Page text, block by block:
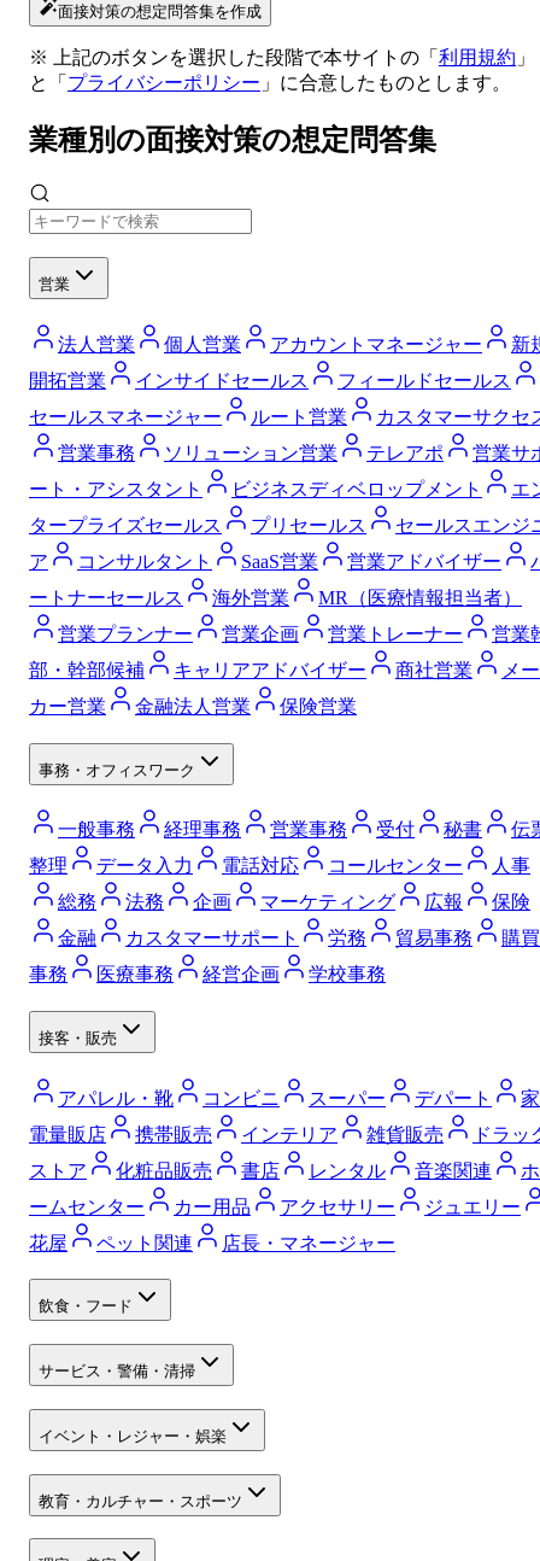
面接対策の想定問答集を作成
※ 上記のボタンを選択した段階で本サイトの「 利用規約 」
と「 プライバシーポリシー 」に合意したものとします。
業種別の面接対策の想定問答集
営業
法人営業 個人営業 アカウントマネージャー
新
開拓営業
インサイドセールス
フィールドセールス
セールスマネージャー
ルート営業
カスタマーサクセ
営業事務
ソリューション営業 テレアポ
営業サ
ート・アシスタント
ビジネスディベロップメント
エ
タープライズセールス
プリセールス
セールスエンジ
ア
コンサルタント SaaS営業 営業アドバイザー
ートナーセールス
海外営業
MR（医療情報担当者）
営業プランナー
営業企画 営業トレーナー
営業
部・幹部候補
キャリアアドバイザー 商社営業
メー
カー営業
金融法人営業 保険営業
事務・オフィスワーク
一般事務 経理事務 営業事務 受付 秘書
伝
整理
データ入力 電話対応 コールセンター
人事
総務
法務 企画 マーケティング 広報
保険
金融
カスタマーサポート 労務 貿易事務
購買
事務
医療事務 経営企画 学校事務
接客・販売
アパレル・靴 コンビニ スーパー デパート
家
電量販店
携帯販売 インテリア 雑貨販売
ドラッ
ストア
化粧品販売 書店 レンタル 音楽関連
ホ
ームセンター
カー用品 アクセサリー
ジュエリー
花屋
ペット関連 店長・マネージャー
飲食・フード
サービス・警備・清掃
イベント・レジャー・娯楽
教育・カルチャー・スポーツ